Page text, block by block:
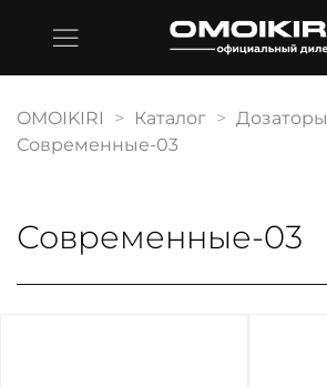
OMOIKIRI Каталог
Дозаторы
Современные-03
Современные-03